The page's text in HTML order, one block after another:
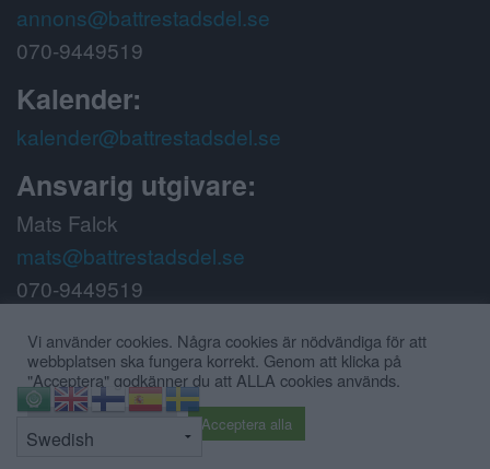
annons@battrestadsdel.se
070-9449519
Kalender:
kalender@battrestadsdel.se
Ansvarig utgivare:
Mats Falck
mats@battrestadsdel.se
070-9449519
Följ oss på:
Vi använder cookies. Några cookies är nödvändiga för att
webbplatsen ska fungera korrekt. Genom att klicka på
"Acceptera" godkänner du att ALLA cookies används.
Acceptera alla